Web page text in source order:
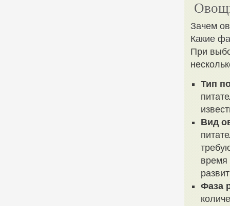
Зачем
Какие
При
Тип
Вид
время
Фаза